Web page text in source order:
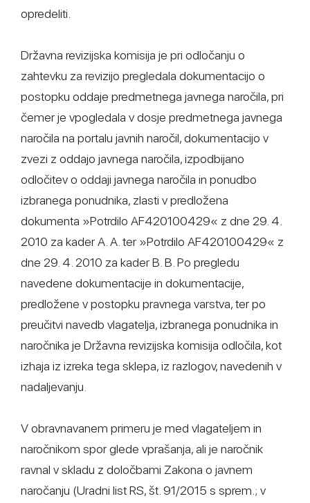
opredeliti.
Državna revizijska komisija je pri odločanju o
zahtevku za revizijo pregledala dokumentacijo o
postopku oddaje predmetnega javnega naročila, pri
čemer je vpogledala v dosje predmetnega javnega
naročila na portalu javnih naročil, dokumentacijo v
zvezi z oddajo javnega naročila, izpodbijano
odločitev o oddaji javnega naročila in ponudbo
izbranega ponudnika, zlasti v predložena
dokumenta »Potrdilo AF420100429« z dne 29. 4.
2010 za kader A. A. ter »Potrdilo AF420100429« z
dne 29. 4. 2010 za kader B. B. Po pregledu
navedene dokumentacije in dokumentacije,
predložene v postopku pravnega varstva, ter po
preučitvi navedb vlagatelja, izbranega ponudnika in
naročnika je Državna revizijska komisija odločila, kot
izhaja iz izreka tega sklepa, iz razlogov, navedenih v
nadaljevanju.
V obravnavanem primeru je med vlagateljem in
naročnikom spor glede vprašanja, ali je naročnik
ravnal v skladu z določbami Zakona o javnem
naročanju (Uradni list RS, št. 91/2015 s sprem.; v